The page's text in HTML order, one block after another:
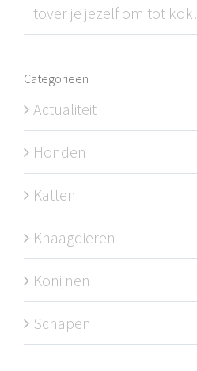
tover je jezelf om tot kok!
Categorieën
Actualiteit
Honden
Katten
Knaagdieren
Konijnen
Schapen